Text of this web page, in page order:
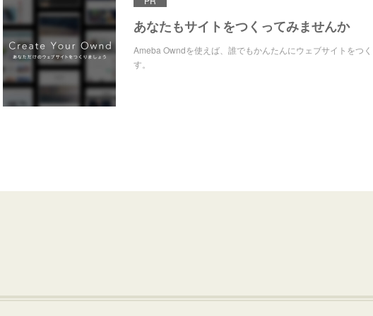
あなたもサイトをつくってみませんか
Ameba Owndを使えば、誰でもかんたんにウェブサイトをつ
す。